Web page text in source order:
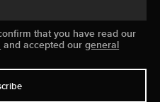
that you have read our
and accepted ourgeneral